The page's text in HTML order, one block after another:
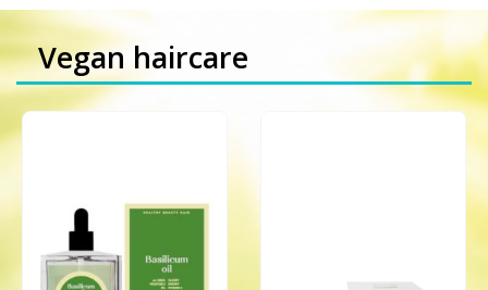
Vegan haircare